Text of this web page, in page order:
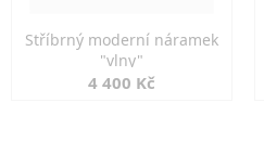
Stříbrný moderní náramek
"vlny"
4 400 Kč